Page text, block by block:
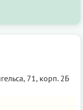
71, корп. 2Б